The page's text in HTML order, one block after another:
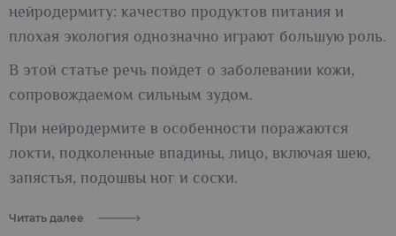
нейродермиту: качество продуктов питания и
плохая экология однозначно играют большую роль.
В этой статье речь пойдет о заболевании кожи,
сопровождаемом сильным зудом.
При нейродермите в особенности поражаются
локти, подколенные впадины, лицо, включая шею,
запястья, подошвы ног и соски.
Читать далее